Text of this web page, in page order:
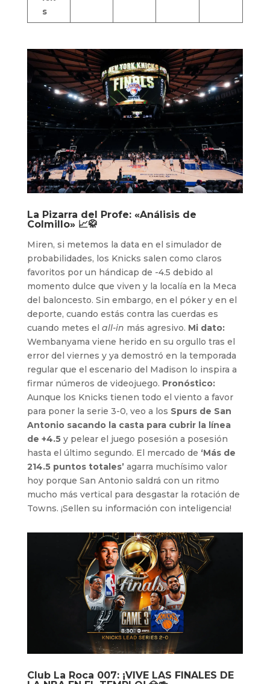
s
La Pizarra del Profe: «Análisis de
Colmillo» 📈🥋
Miren, si metemos la data en el simulador de
probabilidades, los Knicks salen como claros
favoritos por un hándicap de -4.5 debido al
momento dulce que viven y la localía en la Meca
del baloncesto. Sin embargo, en el póker y en el
deporte, cuando estás contra las cuerdas es
cuando metes el all-in más agresivo. Mi dato:
Wembanyama viene herido en su orgullo tras el
error del viernes y ya demostró en la temporada
regular que el escenario del Madison lo inspira a
firmar números de videojuego. Pronóstico:
Aunque los Knicks tienen todo el viento a favor
para poner la serie 3-0, veo a los Spurs de San
Antonio sacando la casta para cubrir la línea
de +4.5y pelear el juego posesión a posesión
hasta el último segundo. El mercado de ‘Más de
214.5 puntos totales’agarra muchísimo valor
hoy porque San Antonio saldrá con un ritmo
mucho más vertical para desgastar la rotación de
Towns. ¡Sellen su información con inteligencia!
Club La Roca 007: ¡VIVE LAS FINALES DE